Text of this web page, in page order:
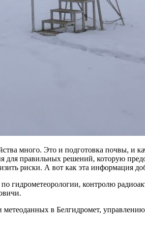
много. Это и подготовка почвы, и
для правильных решений, которую
риски. А вот как эта информация
гидрометеорологии, контролю
метеоданных в Белгидромет,